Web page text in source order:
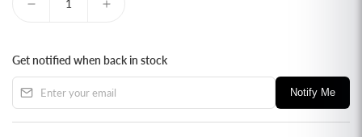
Decrease
Carada
Choc
Ball
Corn
Increase
Carada
Choc
Ball
Corn
Get notified when back in stock
Notify Me